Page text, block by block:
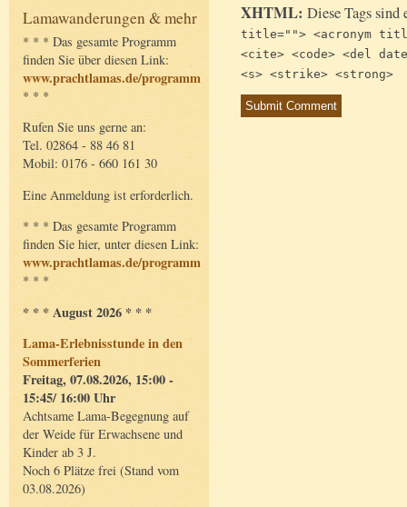
Lamawanderungen & mehr
* * * Das gesamte Programm
finden Sie über diesen Link:
www.prachtlamas.de/programm
* * *
Rufen Sie uns gerne an:
Tel. 02864 - 88 46 81
Mobil: 0176 - 660 161 30
Eine Anmeldung ist erforderlich.
* * * Das gesamte Programm
finden Sie hier, unter diesen Link:
www.prachtlamas.de/programm
* * *
* * * August 2026 * * *
Lama-Erlebnisstunde in den
Sommerferien
Freitag, 07.08.2026, 15:00 -
15:45/ 16:00 Uhr
Achtsame Lama-Begegnung auf
der Weide für Erwachsene und
Kinder ab 3 J.
Noch 6 Plätze frei (Stand vom
03.08.2026)
XHTML: Diese Tags
title=""> <acronym
<cite> <code> <del
<s> <strike> <strong>